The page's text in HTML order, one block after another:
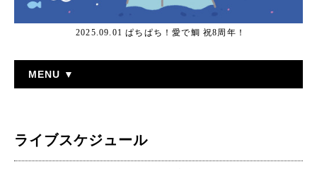
2025.09.01 ぱちぱち！愛で鯛 祝8周年！
MENU ▼
ライブスケジュール